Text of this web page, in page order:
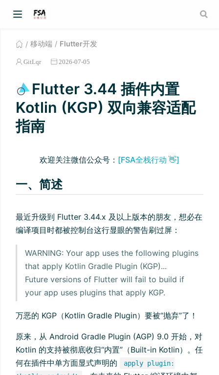
移动端 Flutter开发
GitLqr 2026-07-05
Flutter 3.44 插件内置
Kotlin (KGP) 双向兼容适配
指南
欢迎关注微信公众号： [FSA全栈行动 👋]
一、简述
最近升级到 Flutter 3.44.x 及以上版本的朋友，想必在
编译项目时都被控制台这行显眼的警告刷过屏：
WARNING: Your app uses the following plugins
that apply Kotlin Gradle Plugin (KGP)...
Future versions of Flutter will fail to build if
your app uses plugins that apply KGP.
万恶的 KGP（Kotlin Gradle Plugin）要被“抛弃”了！
原来，从 Android Gradle Plugin (AGP) 9.0 开始，对
Kotlin 的支持被彻底收归“内置”（Built-in Kotlin）。任
何在插件中单方面显式声明的
apply plugin: